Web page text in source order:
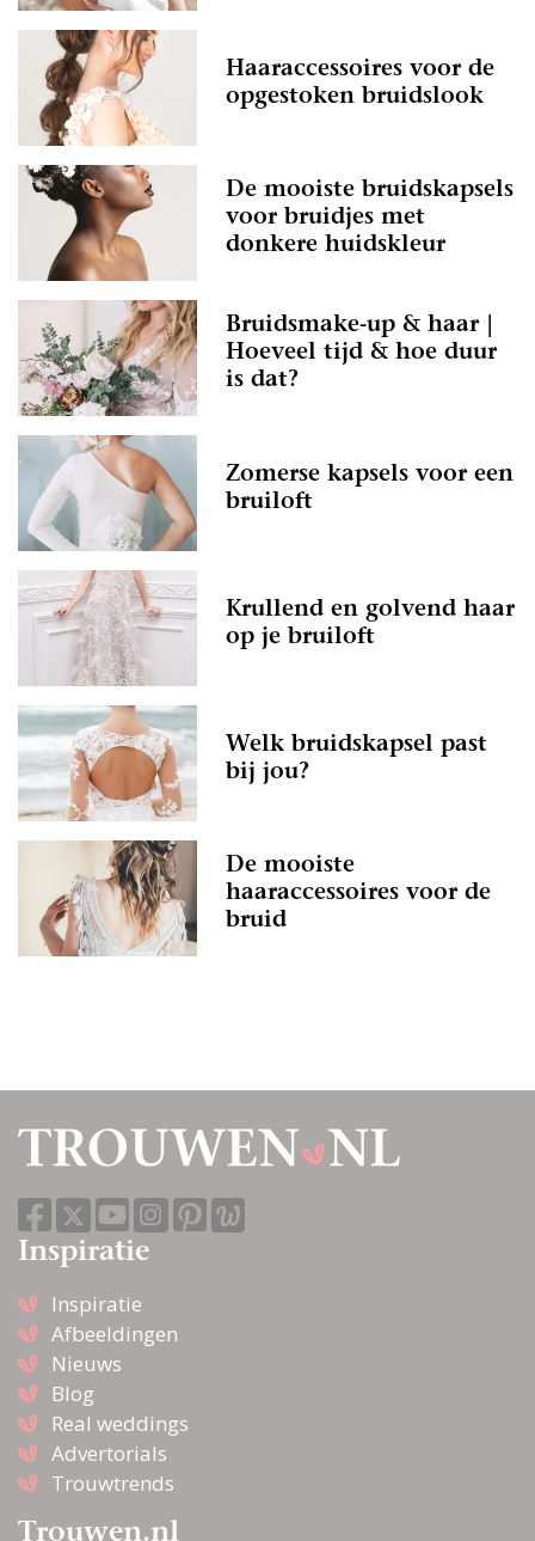
Haaraccessoires voor de
opgestoken bruidslook
De mooiste bruidskapsels
voor bruidjes met
donkere huidskleur
Bruidsmake-up & haar |
Hoeveel tijd & hoe duur
is dat?
Zomerse kapsels voor een
bruiloft
Krullend en golvend haar
op je bruiloft
Welk bruidskapsel past
bij jou?
De mooiste
haaraccessoires voor de
bruid
Inspiratie
Inspiratie
Afbeeldingen
Nieuws
Blog
Real weddings
Advertorials
Trouwtrends
Trouwen.nl